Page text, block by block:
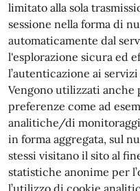
limitato alla sola
sessione nella forma di
automaticamente dal
l'esplorazione sicura ed
l’autenticazione ai
Vengono utilizzati anche
preferenze come ad
analitiche/di
in forma aggregata, sul
stessi visitano il sito al
statistiche anonime per
l’utilizzo di cookie